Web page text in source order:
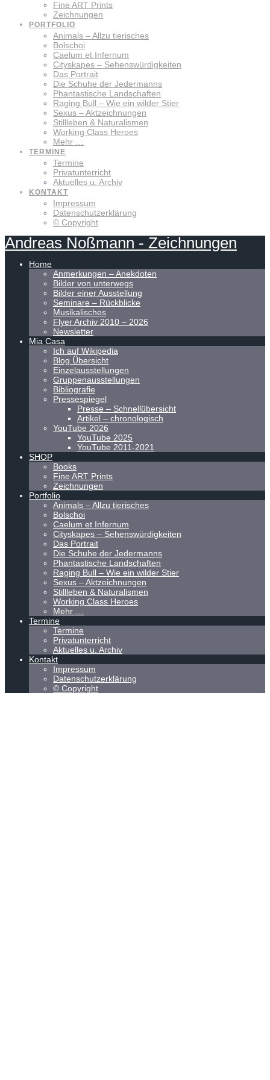
Fine ART Prints
Zeichnungen
PORTFOLIO
Animals – Allzu tierisches
Bolschoi
Caelum et Infernum
Cityskapes – Sehenswürdigkeiten
Das Portrait
Die Schuhe der Jedermanns
Phantastische Landschaften
Raging Bull – Wie ein wilder Stier
Sexus – Aktzeichnungen
Stillleben & Naturalismen
Working Class Heroes
Mehr …
TERMINE
Termine
Privatunterricht
Aktuelles u. Archiv
KONTAKT
Impressum
Datenschutzerklärung
© Copyright
Andreas Noßmann - Zeichnungen
Home
Anmerkungen – Anekdoten
Bilder von unterwegs
Bilder einer Ausstellung
Seminare – Rückblicke
Musikalisches
Flyer Archiv 2010 – 2026
Newsletter
Mia Casa
Ich auf Wikipedia
Blog Übersicht
Einzelausstellungen
Gruppenausstellungen
Bibliografie
Pressespiegel
Presse – Schnellübersicht
Artikel – chronologisch
YouTube 2026
YouTube 2025
YouTube 2011-2021
SHOP
Books
Fine ART Prints
Zeichnungen
Portfolio
Animals – Allzu tierisches
Bolschoi
Caelum et Infernum
Cityskapes – Sehenswürdigkeiten
Das Portrait
Die Schuhe der Jedermanns
Phantastische Landschaften
Raging Bull – Wie ein wilder Stier
Sexus – Aktzeichnungen
Stillleben & Naturalismen
Working Class Heroes
Mehr …
Termine
Termine
Privatunterricht
Aktuelles u. Archiv
Kontakt
Impressum
Datenschutzerklärung
© Copyright